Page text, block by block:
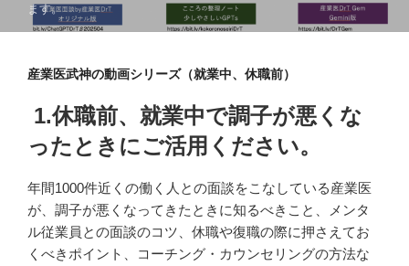
プ
ます。
産業医武神の動画シリーズ（就業中、休職前）
1.休職前、就業中で調子が悪くな
ったときにご活用ください。
年間1000件近くの働く人との面談をこなしている産業医
が、調子が悪くなってきたときに知るべきこと、メンタ
ル従業員との面談のコツ、休職や復職の際に押さえてお
くべきポイント、コーチング・カウンセリングの方法な